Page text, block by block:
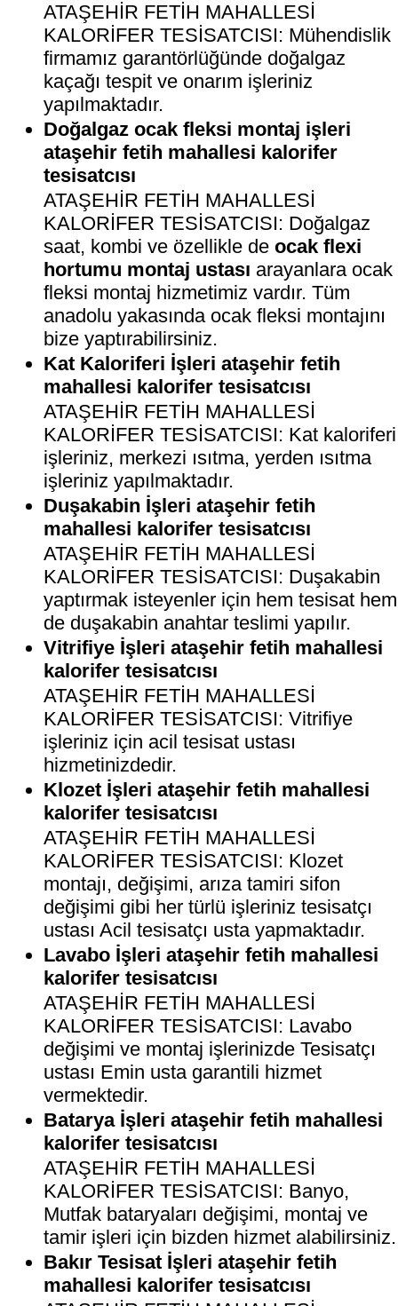
ATAŞEHİR FETİH MAHALLESİ
KALORİFER TESİSATCISI: Mühendislik
firmamız garantörlüğünde doğalgaz
kaçağı tespit ve onarım işleriniz
yapılmaktadır.
Doğalgaz ocak fleksi montaj işleri
ataşehir fetih mahallesi kalorifer
tesisatcısı
ATAŞEHİR FETİH MAHALLESİ
KALORİFER TESİSATCISI: Doğalgaz
saat, kombi ve özellikle deocak flexi
hortumu montaj ustası arayanlara ocak
fleksi montaj hizmetimiz vardır. Tüm
anadolu yakasında ocak fleksi montajını
bize yaptırabilirsiniz.
Kat Kaloriferi İşleri ataşehir fetih
mahallesi kalorifer tesisatcısı
ATAŞEHİR FETİH MAHALLESİ
KALORİFER TESİSATCISI: Kat kaloriferi
işleriniz, merkezi ısıtma, yerden ısıtma
işleriniz yapılmaktadır.
Duşakabin İşleri ataşehir fetih
mahallesi kalorifer tesisatcısı
ATAŞEHİR FETİH MAHALLESİ
KALORİFER TESİSATCISI: Duşakabin
yaptırmak isteyenler için hem tesisat hem
de duşakabin anahtar teslimi yapılır.
Vitrifiye İşleri ataşehir fetih mahallesi
kalorifer tesisatcısı
ATAŞEHİR FETİH MAHALLESİ
KALORİFER TESİSATCISI: Vitrifiye
işleriniz için acil tesisat ustası
hizmetinizdedir.
Klozet İşleri ataşehir fetih mahallesi
kalorifer tesisatcısı
ATAŞEHİR FETİH MAHALLESİ
KALORİFER TESİSATCISI: Klozet
montajı, değişimi, arıza tamiri sifon
değişimi gibi her türlü işleriniz tesisatçı
ustası Acil tesisatçı usta yapmaktadır.
Lavabo İşleri ataşehir fetih mahallesi
kalorifer tesisatcısı
ATAŞEHİR FETİH MAHALLESİ
KALORİFER TESİSATCISI: Lavabo
değişimi ve montaj işlerinizde Tesisatçı
ustası Emin usta garantili hizmet
vermektedir.
Batarya İşleri ataşehir fetih mahallesi
kalorifer tesisatcısı
ATAŞEHİR FETİH MAHALLESİ
KALORİFER TESİSATCISI: Banyo,
Mutfak bataryaları değişimi, montaj ve
tamir işleri için bizden hizmet alabilirsiniz.
Bakır Tesisat İşleri ataşehir fetih
mahallesi kalorifer tesisatcısı